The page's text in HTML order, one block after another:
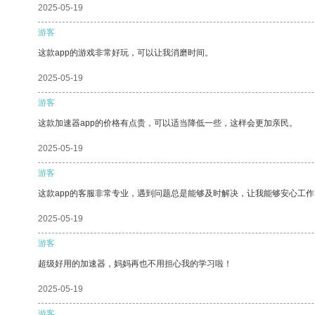
2025-05-19
游客
这款app的游戏非常好玩，可以让我消磨时间。
2025-05-19
游客
这款加速器app的价格有点贵，可以适当降低一些，这样会更加亲民。
2025-05-19
游客
这款app的客服非常专业，遇到问题总是能够及时解决，让我能够安心工
2025-05-19
游客
超级好用的加速器，妈妈再也不用担心我的学习啦！
2025-05-19